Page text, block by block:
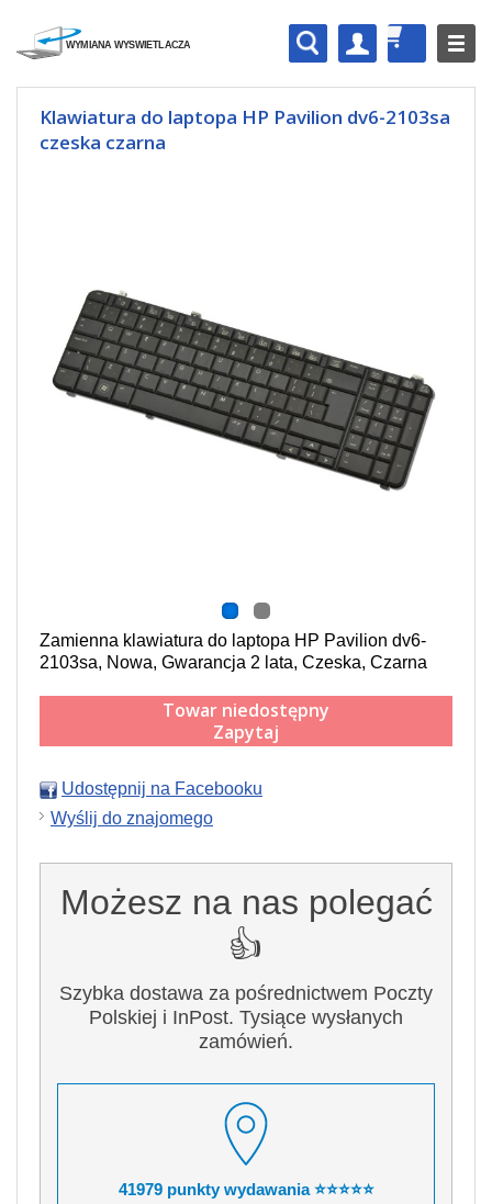
Klawiatura do laptopa HP Pavilion dv6-2103sa
czeska czarna
Zamienna klawiatura do laptopa HP Pavilion dv6-
2103sa, Nowa, Gwarancja 2 lata, Czeska, Czarna
Towar niedostępny
Zapytaj
Udostępnij na Facebooku
Wyślij do znajomego
Możesz na nas polegać
👍
Szybka dostawa za pośrednictwem Poczty
Polskiej i InPost. Tysiące wysłanych
zamówień.
41979 punkty wydawania ⭐⭐⭐⭐⭐